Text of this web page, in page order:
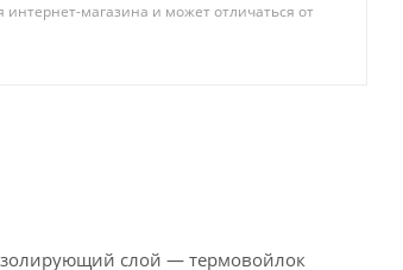
интернет-магазина и может отличаться от
слой — термовойлок